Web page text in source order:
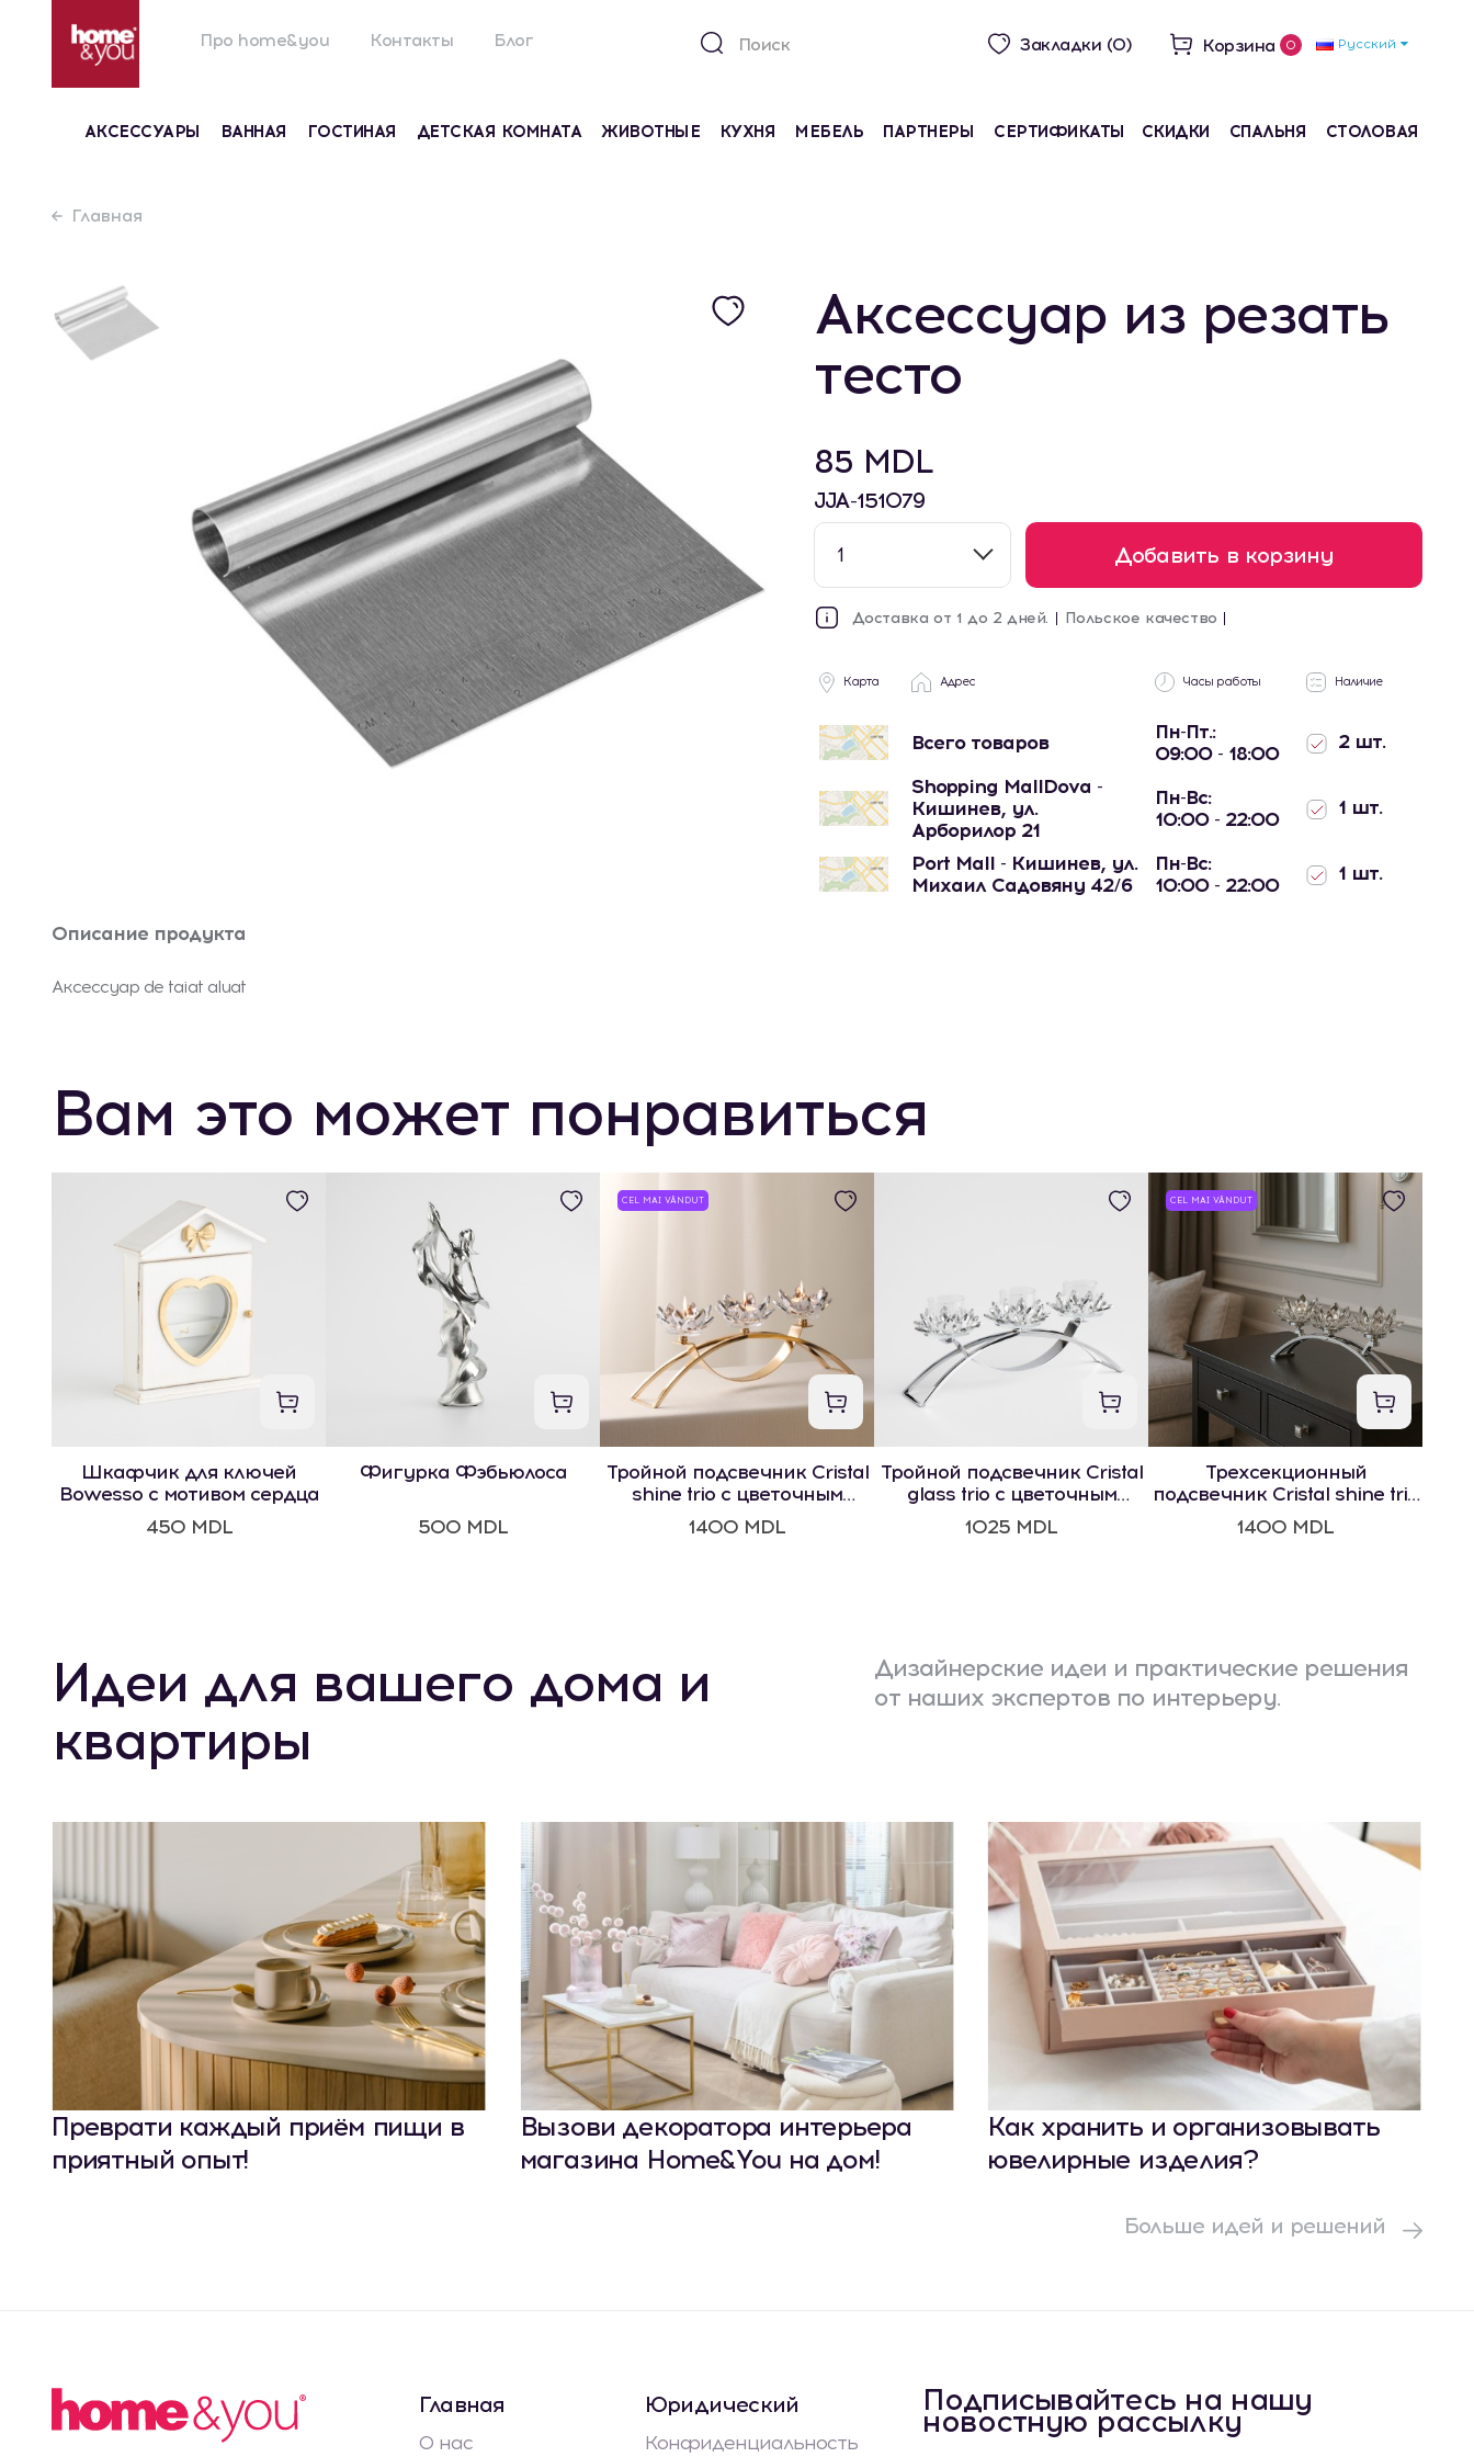
Про home&you Контакты Блог Закладки (0) Корзина 0 Русский
АКСЕССУАРЫ ВАННАЯ ГОСТИНАЯ ДЕТСКАЯ КОМНАТА ЖИВОТНЫЕ КУХНЯ МЕБЕЛЬ ПАРТНЕРЫ СЕРТИФИКАТЫ СКИДКИ СПАЛЬНЯ СТОЛОВАЯ
Главная
Описание продукта
Аксессуар de taiat aluat
Аксессуар из резать
тесто
85 MDL
JJA-151079
1 Добавить в корзину
Доставка от 1 до 2 дней. Польское качество
Карта Адрес Часы работы Наличие
Всего товаров
Пн-Пт.:
09:00 - 18:00
2 шт.
Shopping MallDova -
Кишинев, ул.
Арборилор 21
Пн-Вс:
10:00 - 22:00
1 шт.
Port Mall - Кишинев, ул.
Михаил Садовяну 42/6
Пн-Вс:
10:00 - 22:00
1 шт.
Вам это может понравиться
Шкафчик для ключей
Bowesso с мотивом сердца
450 MDL
Фигурка Фэбьюлоса
500 MDL
CEL MAI VÂNDUT
Тройной подсвечник Cristal
shine trio с цветочным
мотивом
1400 MDL
Тройной подсвечник Cristal
glass trio с цветочным
мотивом
1025 MDL
CEL MAI VÂNDUT
Трехсекционный
подсвечник Cristal shine trio
с цветочным мотивом
1400 MDL
Идеи для вашего дома и
квартиры
Дизайнерские идеи и практические решения
от наших экспертов по интерьеру.
Преврати каждый приём пищи в
приятный опыт!
Вызови декоратора интерьера
магазина Home&You на дом!
Как хранить и организовывать
ювелирные изделия?
Больше идей и решений
Главная
О нас
Юридический
Конфиденциальность
Подписывайтесь на нашу
новостную рассылку